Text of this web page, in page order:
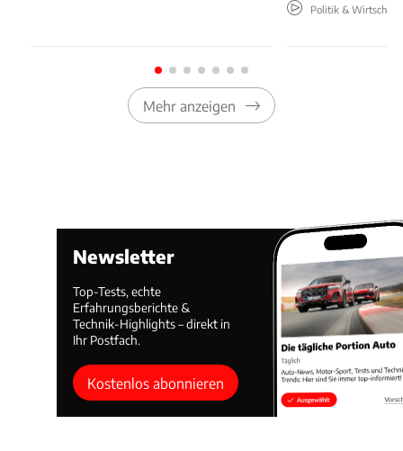
Politik & Wirtschaft
Mehr anzeigen
Newsletter
Top-Tests, echte
Erfahrungsberichte &
Technik-Highlights – direkt in
Ihr Postfach.
Kostenlos abonnieren